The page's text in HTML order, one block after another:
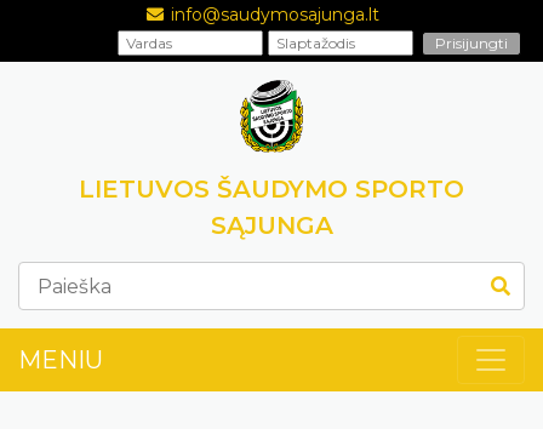
info@saudymosajunga.lt
LIETUVOS ŠAUDYMO SPORTO
SĄJUNGA
MENIU